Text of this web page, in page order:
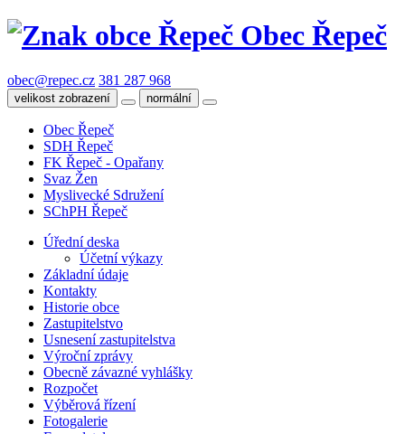
Obec Řepeč
obec@repec.cz 381 287 968
velikost zobrazení normální
Obec Řepeč
SDH Řepeč
FK Řepeč - Opařany
Svaz Žen
Myslivecké Sdružení
SChPH Řepeč
Úřední deska
Účetní výkazy
Základní údaje
Kontakty
Historie obce
Zastupitelstvo
Usnesení zastupitelstva
Výroční zprávy
Obecně závazné vyhlášky
Rozpočet
Výběrová řízení
Fotogalerie